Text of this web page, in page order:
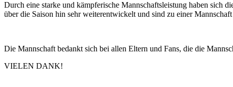
Durch eine starke und kämpferische Mannschaftsleistung haben sich
über die Saison hin sehr weiterentwickelt und sind zu einer
Die Mannschaft bedankt sich bei allen Eltern und Fans, die die
VIELEN DANK!